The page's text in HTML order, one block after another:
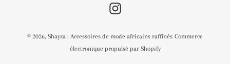
Instagram
© 2026, Shayza : Accessoires de mode africains raffinés Commerce
électronique propulsé par Shopify